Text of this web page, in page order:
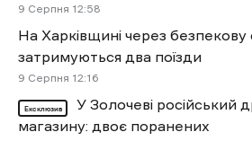
9 Cерпня 12:58
На Харківщині через безпекову
затримуються два поїзди
9 Cерпня 12:16
Ексклюзив
У Золочеві російський
магазину: двоє поранених